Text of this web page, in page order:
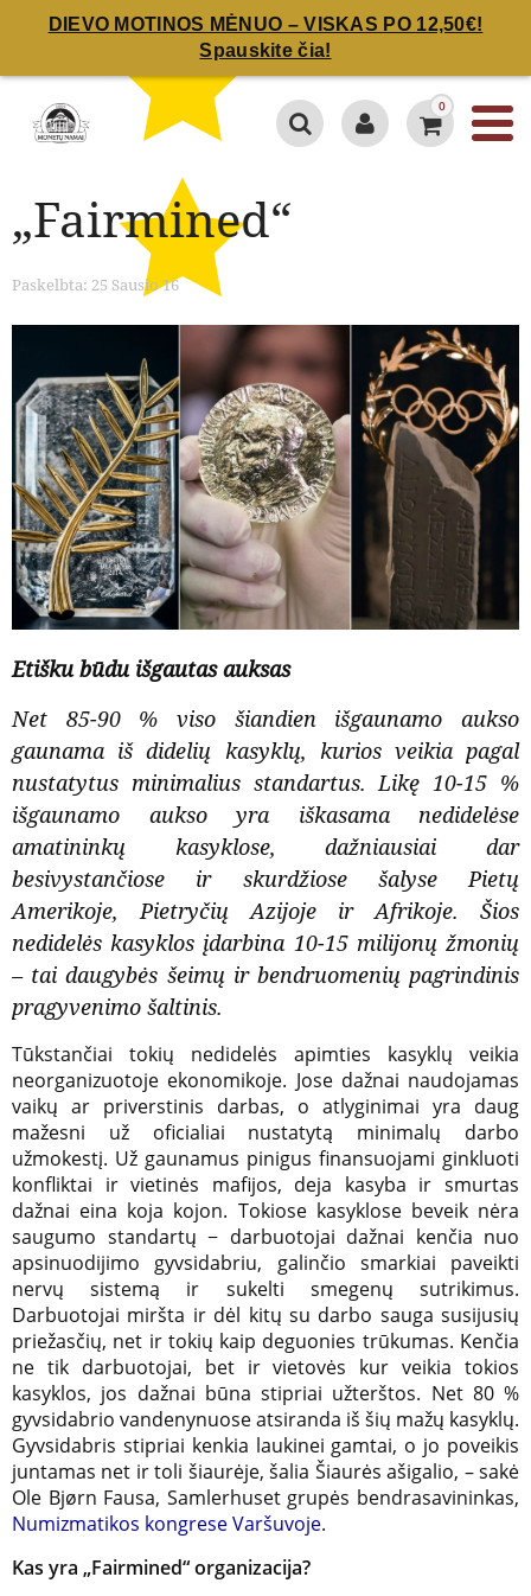
DIEVO MOTINOS MĖNUO – VISKAS PO 12,50€!
Spauskite čia!
4.4 / 5
0
„Fairmined“
Paskelbta: 25 Sausio 16
Etišku būdu išgautas auksas
Net 85-90 % viso šiandien išgaunamo aukso
gaunama iš didelių kasyklų, kurios veikia pagal
nustatytus minimalius standartus. Likę 10-15 %
išgaunamo aukso yra iškasama nedidelėse
amatininkų kasyklose, dažniausiai dar
besivystančiose ir skurdžiose šalyse Pietų
Amerikoje, Pietryčių Azijoje ir Afrikoje. Šios
nedidelės kasyklos įdarbina 10-15 milijonų žmonių
– tai daugybės šeimų ir bendruomenių pagrindinis
pragyvenimo šaltinis.
Tūkstančiai tokių nedidelės apimties kasyklų veikia
neorganizuotoje ekonomikoje. Jose dažnai naudojamas
vaikų ar priverstinis darbas, o atlyginimai yra daug
mažesni už oficialiai nustatytą minimalų darbo
užmokestį. Už gaunamus pinigus finansuojami ginkluoti
konfliktai ir vietinės mafijos, deja kasyba ir smurtas
dažnai eina koja kojon. Tokiose kasyklose beveik nėra
saugumo standartų − darbuotojai dažnai kenčia nuo
apsinuodijimo gyvsidabriu, galinčio smarkiai paveikti
nervų sistemą ir sukelti smegenų sutrikimus.
Darbuotojai miršta ir dėl kitų su darbo sauga susijusių
priežasčių, net ir tokių kaip deguonies trūkumas. Kenčia
ne tik darbuotojai, bet ir vietovės kur veikia tokios
kasyklos, jos dažnai būna stipriai užterštos. Net 80 %
gyvsidabrio vandenynuose atsiranda iš šių mažų kasyklų.
Gyvsidabris stipriai kenkia laukinei gamtai, o jo poveikis
juntamas net ir toli šiaurėje, šalia Šiaurės ašigalio, – sakė
Ole Bjørn Fausa, Samlerhuset grupės bendrasavininkas,
Numizmatikos kongrese Varšuvoje.
Kas yra „Fairmined“ organizacija?